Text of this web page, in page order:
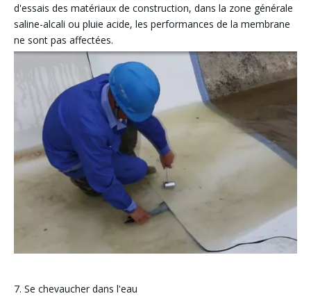
d'essais des matériaux de construction, dans la zone générale
saline-alcali ou pluie acide, les performances de la membrane
ne sont pas affectées.
7. Se chevaucher dans l'eau